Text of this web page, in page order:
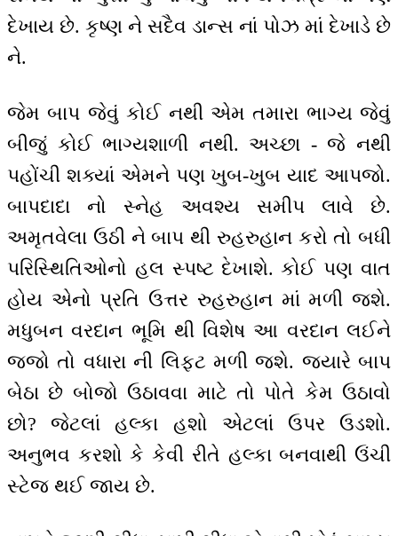
દેખાય છે. કૃષ્ણ ને સદૈવ ડાન્સ નાં પોઝ માં દેખાડે છે
ને.
જેમ બાપ જેવું કોઈ નથી એમ તમારા ભાગ્ય જેવું
બીજું કોઈ ભાગ્યશાળી નથી. અચ્છા - જે નથી
પહોંચી શક્યાં એમને પણ ખુબ-ખુબ યાદ આપજો.
બાપદાદા નો સ્નેહ અવશ્ય સમીપ લાવે છે.
અમૃતવેલા ઉઠી ને બાપ થી રુહરુહાન કરો તો બધી
પરિસ્થિતિઓનો હલ સ્પષ્ટ દેખાશે. કોઈ પણ વાત
હોય એનો પ્રતિ ઉત્તર રુહરુહાન માં મળી જશે.
મધુબન વરદાન ભૂમિ થી વિશેષ આ વરદાન લઈને
જજો તો વધારા ની લિફ્ટ મળી જશે. જ્યારે બાપ
બેઠા છે બોજો ઉઠાવવા માટે તો પોતે કેમ ઉઠાવો
છો? જેટલાં હલ્કા હશો એટલાં ઉપર ઉડશો.
અનુભવ કરશો કે કેવી રીતે હલ્કા બનવાથી ઉંચી
સ્ટેજ થઈ જાય છે.